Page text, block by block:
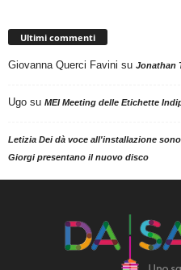
Ultimi commenti
Giovanna Querci Favini su Jonathan
Ugo su MEI Meeting delle Etichette
Letizia Dei dà voce all'installazione
Giorgi presentano il nuovo disco